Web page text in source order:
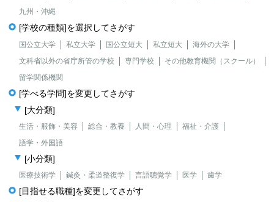
九州・沖縄
[学校の種類]を選択してさがす
国公立大学 私立大学 国公立短大 私立短大
海外の大学
文科省以外の省庁所管の学校
専門学校
その他教育機関（スクール）
留学関係機関
[学べる学問]を変更してさがす
[大分類]
生活・服飾・美容 総合・教養 人間・心理
福祉・介護
語学・外国語
[小分類]
医療技術学 鍼灸・柔道整復学 言語聴覚学 医学 歯学
[目指せる職種]を変更してさがす